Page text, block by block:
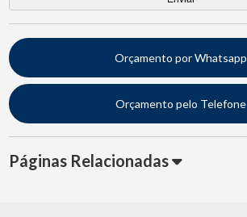
Orçamento por Whatsapp
Orçamento pelo Telefone
Páginas Relacionadas